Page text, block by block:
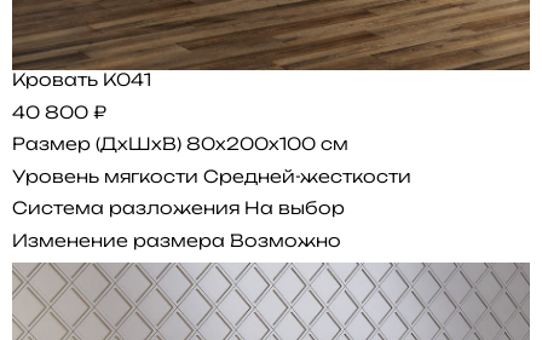
Кровать K041
40 800 ₽
Размер (ДхШхВ) 80x200x100 см
Уровень мягкости Средней-жесткости
Система разложения На выбор
Изменение размера Возможно